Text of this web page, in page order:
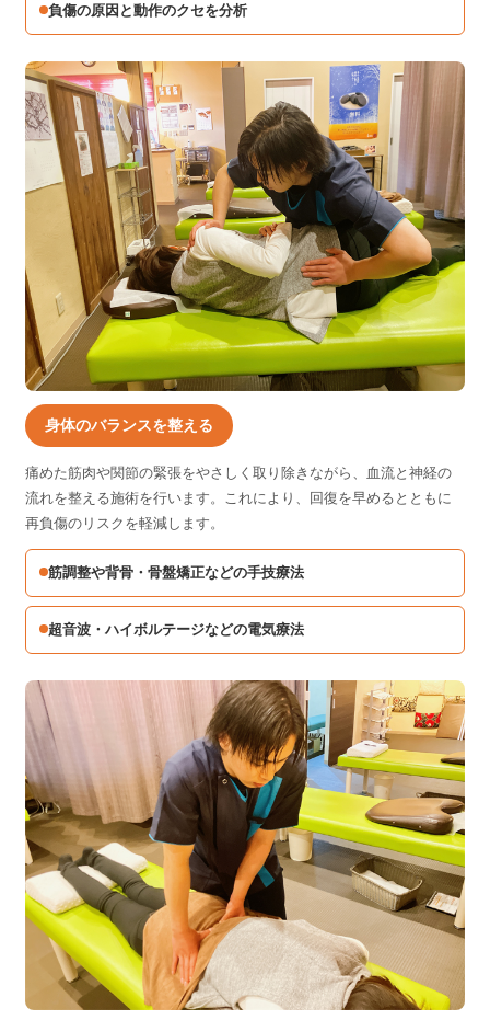
負傷の原因と動作のクセを分析
身体のバランスを整える
痛めた筋肉や関節の緊張をやさしく取り除きながら、血流と神経の
流れを整える施術を行います。これにより、回復を早めるとともに
再負傷のリスクを軽減します。
筋調整や背骨・骨盤矯正などの手技療法
超音波・ハイボルテージなどの電気療法